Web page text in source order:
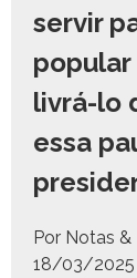
servir
livrá-lo
essa
Por Notas
18/03/2025